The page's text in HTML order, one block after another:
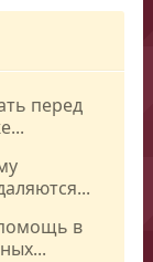
перед
в